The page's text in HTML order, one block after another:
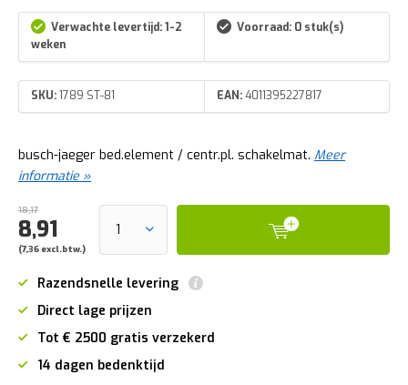
Verwachte levertijd: 1-2
weken
Voorraad: 0 stuk(s)
SKU:1789 ST-81 EAN:4011395227817
busch-jaeger bed.element / centr.pl. schakelmat. Meer
informatie »
18,17
8,91
(7,36 excl.btw.)
Razendsnelle levering
Direct lage prijzen
Tot € 2500 gratis verzekerd
14 dagen bedenktijd